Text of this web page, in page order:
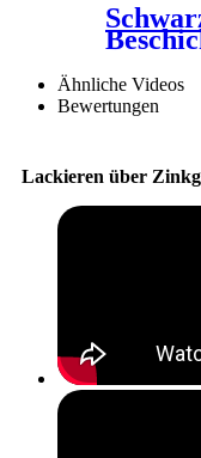
Ähnliche Videos
Bewertungen
Lackieren über